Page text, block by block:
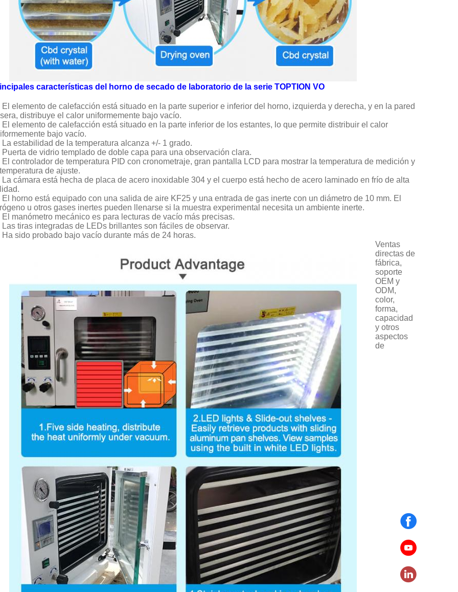
características del horno de secado de laboratorio de la serie TOPTION VO
El elemento de calefacción está situado en la parte superior e inferior del horno, izquierda y derecha, y en la pared
distribuye el calor uniformemente bajo vacío.
El elemento de calefacción está situado en la parte inferior de los estantes, lo que permite distribuir el calor
bajo vacío.
La estabilidad de la temperatura alcanza +/- 1 grado.
Puerta de vidrio templado de doble capa para una observación clara.
El controlador de temperatura PID con cronometraje, gran pantalla LCD para mostrar la temperatura de medición y
de ajuste.
La cámara está hecha de placa de acero inoxidable 304 y el cuerpo está hecho de acero laminado en frío de alta
El horno está equipado con una salida de aire KF25 y una entrada de gas inerte con un diámetro de 10 mm. El
u otros gases inertes pueden llenarse si la muestra experimental necesita un ambiente inerte.
El manómetro mecánico es para lecturas de vacío más precisas.
Las tiras integradas de LEDs brillantes son fáciles de observar.
Ha sido probado bajo vacío durante más de 24 horas.
Ventas
directas de
fábrica,
soporte
OEM y
ODM,
color,
forma,
capacidad
y otros
aspectos
de